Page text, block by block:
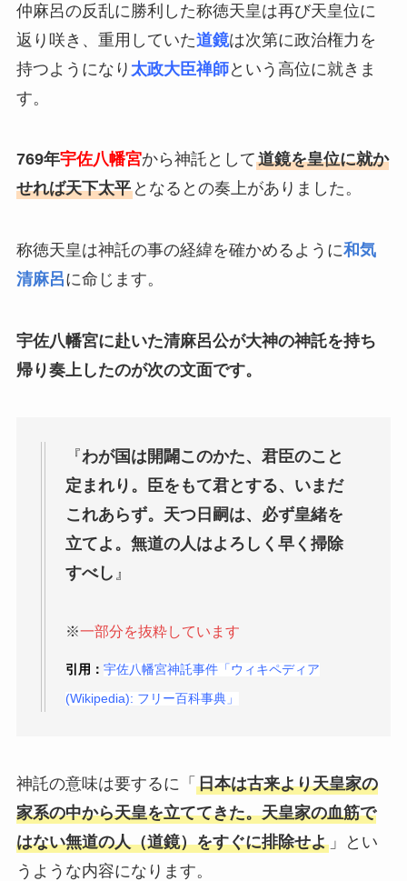
仲麻呂の反乱に勝利した称徳天皇は再び天皇位に
返り咲き、重用していた道鏡は次第に政治権力を
持つようになり 太政大臣禅師という高位に就きま
す。
769年宇佐八幡宮から神託として道鏡を皇位に就か
せれば天下太平となる との奏上がありました。
称徳天皇は神託の事の経緯を確かめるように和気
清麻呂に命じます。
宇佐八幡宮に赴いた清麻呂公が大神の神託を持ち
帰り奏上したのが次の文面です。
『わが国は開闢このかた、君臣のこと
定まれり。臣をもて君とする、いまだ
これあらず。天つ日嗣は、必ず皇緒を
立てよ。無道の人はよろしく早く掃除
すべし 』
※一部分を抜粋しています
引用： 宇佐八幡宮神託事件「ウィキペディア
(Wikipedia): フリー百科事典」
神託の意味は要するに 「 日本は古来より天皇家の
家系の中から天皇を立ててきた。天皇家の血筋で
はない無道の人（道鏡）をすぐに排除せよ」
とい
うような内容になります。